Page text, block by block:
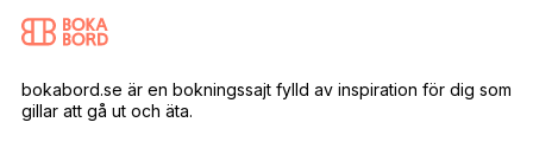
bokabord.se är en bokningssajt fylld av inspiration för dig som
gillar att gå ut och äta.